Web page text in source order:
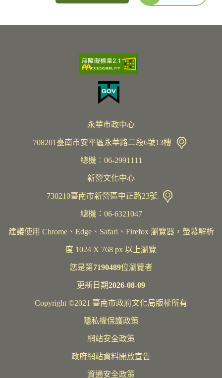
永華市政中心
708201臺南市安平區永華路二段6號13樓
總機︰06-2991111
新營文化中心
730210臺南市新營區中正路23號
總機：06-6321047
建議使用 Chrome、Edge、Safari、Firefox 瀏覽器，螢幕解析
度 1024 X 768 px 以上瀏覽
您是第7190489位瀏覽者
更新日期2026-08-09
Copyright ©2021 臺南市政府文化局版權所有
隱私權保護政策
網站安全政策
政府網站資料開放宣告
資通安全政策